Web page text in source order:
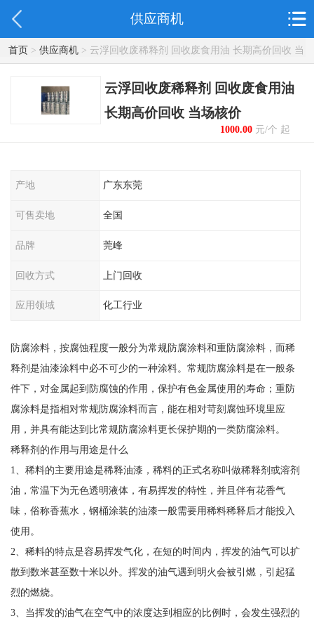
供应商机
首页> 供应商机> 云浮回收废稀释剂 回收废食用油 长期高价回收 当
场核价
云浮回收废稀释剂 回收废食用油
长期高价回收 当场核价
1000.00元/个 起
产地 广东东莞
可售卖地 全国
品牌 莞峰
回收方式 上门回收
应用领域 化工行业
防腐涂料，按腐蚀程度一般分为常规防腐涂料和重防腐涂料，而稀
释剂是油漆涂料中必不可少的一种涂料。常规防腐涂料是在一般条
件下，对金属起到防腐蚀的作用，保护有色金属使用的寿命；重防
腐涂料是指相对常规防腐涂料而言，能在相对苛刻腐蚀环境里应
用，并具有能达到比常规防腐涂料更长保护期的一类防腐涂料。
稀释剂的作用与用途是什么
1、稀料的主要用途是稀释油漆，稀料的正式名称叫做稀释剂或溶剂
油，常温下为无色透明液体，有易挥发的特性，并且伴有花香气
味，俗称香蕉水，钢桶涂装的油漆一般需要用稀料稀释后才能投入
使用。
2、稀料的特点是容易挥发气化，在短的时间内，挥发的油气可以扩
散到数米甚至数十米以外。挥发的油气遇到明火会被引燃，引起猛
烈的燃烧。
3、当挥发的油气在空气中的浓度达到相应的比例时，会发生强烈的